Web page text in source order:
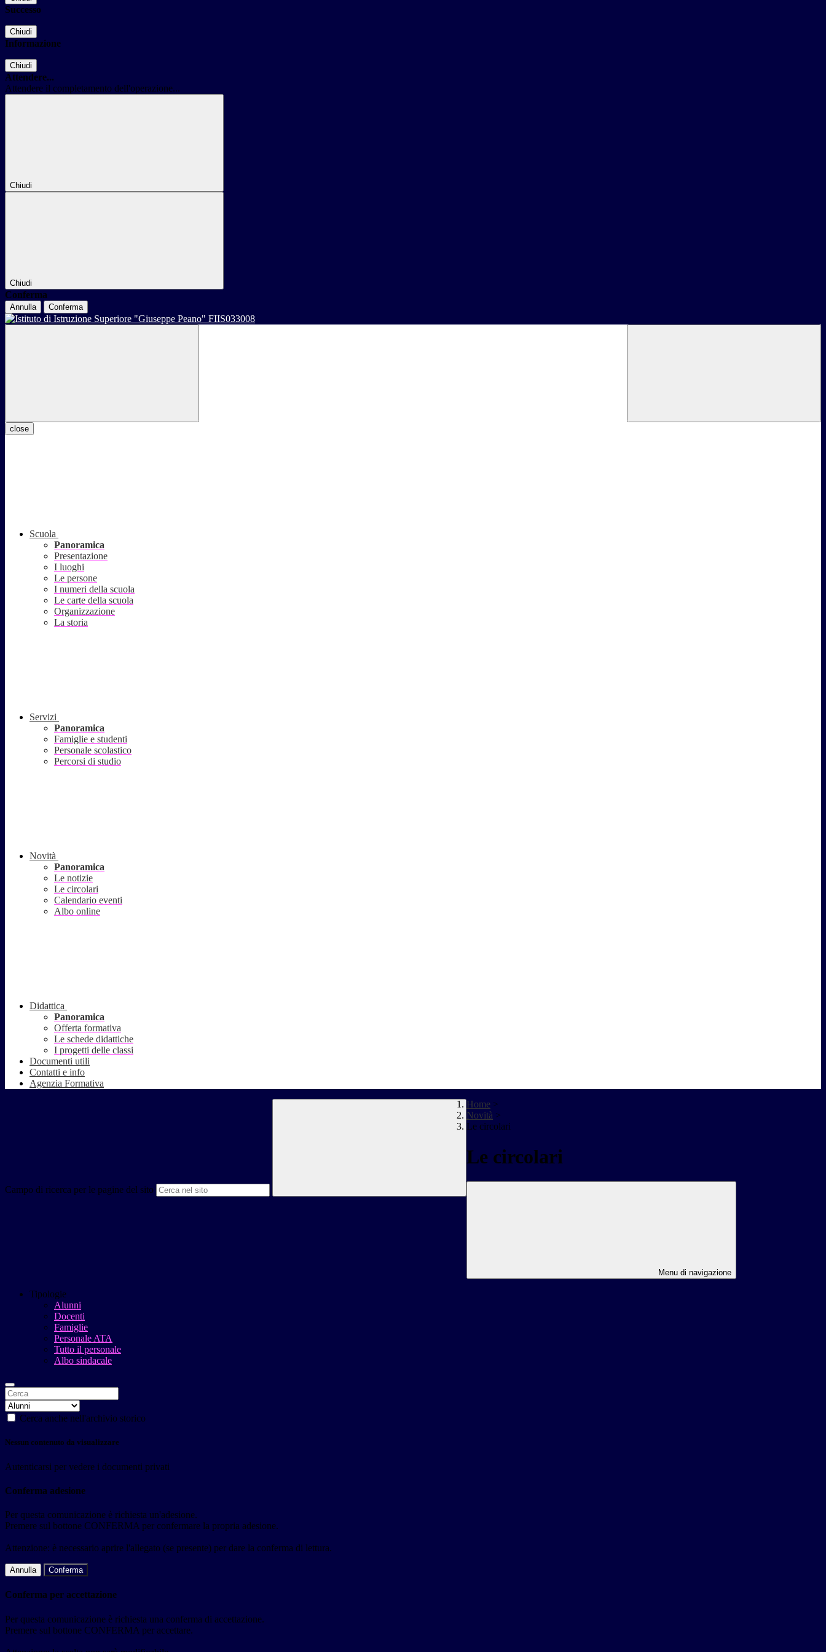
Successo
Chiudi
Informazione
Chiudi
Attendere...
Attendere il completamento dell'operazione...
Chiudi
Chiudi
Conferma
Annulla Conferma
close
Scuola
Panoramica
Presentazione
I luoghi
Le persone
I numeri della scuola
Le carte della scuola
Organizzazione
La storia
Servizi
Panoramica
Famiglie e studenti
Personale scolastico
Percorsi di studio
Novità
Panoramica
Le notizie
Le circolari
Calendario eventi
Albo online
Didattica
Panoramica
Offerta formativa
Le schede didattiche
I progetti delle classi
Documenti utili
Contatti e info
Agenzia Formativa
Campo di ricerca per le pagine del sito
Home >
Novità >
Le circolari
Le circolari
Menu di navigazione
Tipologie
Alunni
Docenti
Famiglie
Personale ATA
Tutto il personale
Albo sindacale
Cerca anche nell'archivio storico
Nessun contenuto da visualizzare
Autenticarsi per vedere i documenti privati
Conferma adesione
Per questa comunicazione è richiesta un'adesione.
Premere sul bottone CONFERMA per confermare la propria adesione.
Attenzione: è necessario aprire l'allegato (se presente) per dare la conferma di lettura.
Annulla Conferma
Conferma per accettazione
Per questa comunicazione è richiesta una conferma di accettazione.
Premere sul bottone CONFERMA per accettare.